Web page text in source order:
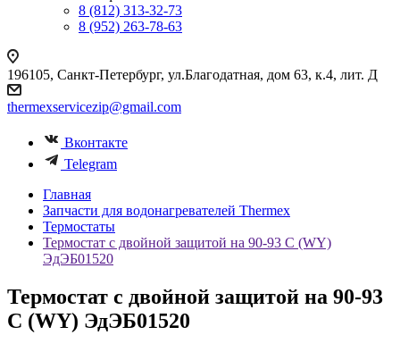
8 (812) 313-32-73
8 (952) 263-78-63
196105, Санкт-Петербург, ул.Благодатная, дом 63, к.4, лит. Д
thermexservicezip@gmail.com
Вконтакте
Telegram
Главная
Запчасти для водонагревателей Thermex
Термостаты
Термостат с двойной защитой на 90-93 C (WY)
ЭдЭБ01520
Термостат с двойной защитой на 90-93
C (WY) ЭдЭБ01520